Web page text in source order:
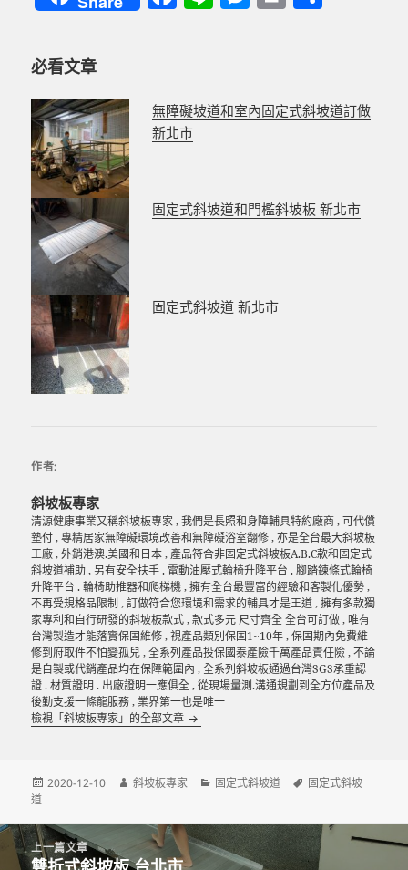
b
o
k
g
必看文章
無障礙坡道和室內固定式斜坡道訂做
新北市
固定式斜坡道和門檻斜坡板 新北市
固定式斜坡道 新北市
作者:
斜坡板專家
清源健康事業又稱斜坡板專家 , 我們是長照和身障輔具特約廠商 , 可代償
墊付 , 專精居家無障礙環境改善和無障礙浴室翻修 , 亦是全台最大斜坡板
工廠 , 外銷港澳.美國和日本 , 產品符合非固定式斜坡板A.B.C款和固定式
斜坡道補助 , 另有安全扶手 . 電動油壓式輪椅升降平台 . 腳踏鍊條式輪椅
升降平台 . 輪椅助推器和爬梯機 , 擁有全台最豐富的經驗和客製化優勢 ,
不再受規格品限制 , 訂做符合您環境和需求的輔具才是王道 , 擁有多款獨
家專利和自行研發的斜坡板款式 , 款式多元 尺寸齊全 全台可訂做 , 唯有
台灣製造才能落實保固維修 , 視產品類別保固1~10年 , 保固期內免費維
修到府取件不怕變孤兒 , 全系列產品投保國泰產險千萬產品責任險 , 不論
是自製或代銷產品均在保障範圍內 , 全系列斜坡板通過台灣SGS承重認
證 . 材質證明 . 出廠證明一應俱全 , 從現場量測.溝通規劃到全方位產品及
後勤支援一條龍服務 , 業界第一也是唯一
檢視「斜坡板專家」的全部文章
發
期:
2020-12-10
作
斜坡板專家
分
固定式斜坡道
標
固定式斜坡
道
文
上一篇文章